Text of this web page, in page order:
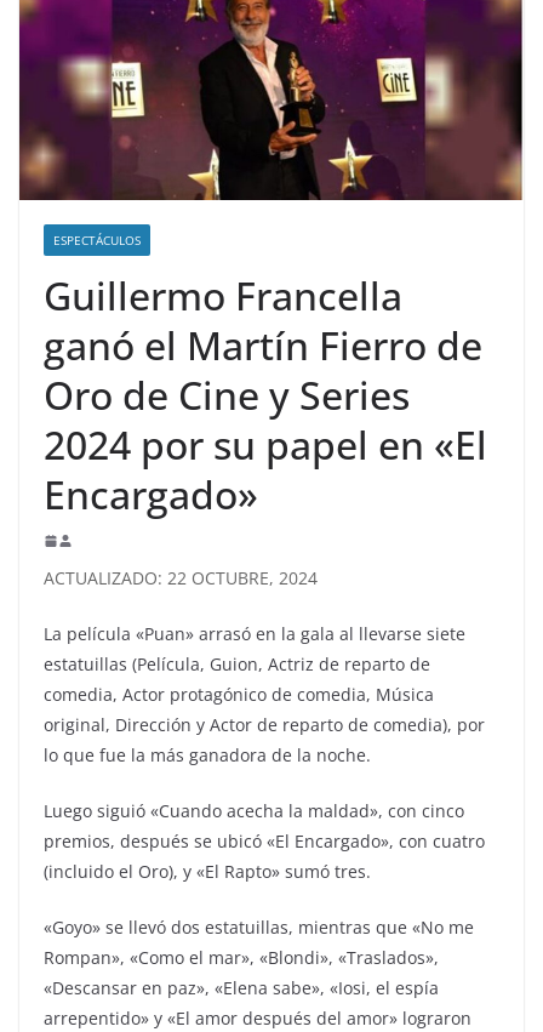
ESPECTÁCULOS
Guillermo Francella
ganó el Martín Fierro de
Oro de Cine y Series
2024 por su papel en «El
Encargado»
ACTUALIZADO: 22 OCTUBRE, 2024
La película «Puan» arrasó en la gala al llevarse siete
estatuillas (Película, Guion, Actriz de reparto de
comedia, Actor protagónico de comedia, Música
original, Dirección y Actor de reparto de comedia), por
lo que fue la más ganadora de la noche.
Luego siguió «Cuando acecha la maldad», con cinco
premios, después se ubicó «El Encargado», con cuatro
(incluido el Oro), y «El Rapto» sumó tres.
«Goyo» se llevó dos estatuillas, mientras que «No me
Rompan», «Como el mar», «Blondi», «Traslados»,
«Descansar en paz», «Elena sabe», «Iosi, el espía
arrepentido» y «El amor después del amor» lograron